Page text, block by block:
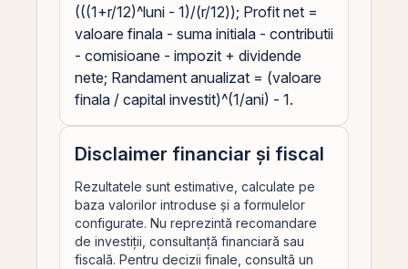
(((1+r/12)^luni - 1)/(r/12)); Profit net =
valoare finala - suma initiala - contributii
- comisioane - impozit + dividende
nete; Randament anualizat = (valoare
finala / capital investit)^(1/ani) - 1.
Disclaimer financiar și fiscal
Rezultatele sunt estimative, calculate pe
baza valorilor introduse și a formulelor
configurate. Nu reprezintă recomandare
de investiții, consultanță financiară sau
fiscală. Pentru decizii finale, consultă un